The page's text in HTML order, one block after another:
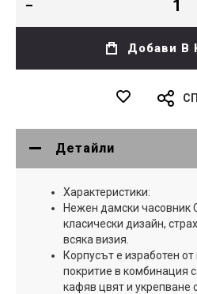
Добави В
Детайли
Характеристики:
Нежен дамски часовник
класически дизайн,
всяка визия.
Корпусът е изработен
покритие в комбинация
кафяв цвят и укрепване